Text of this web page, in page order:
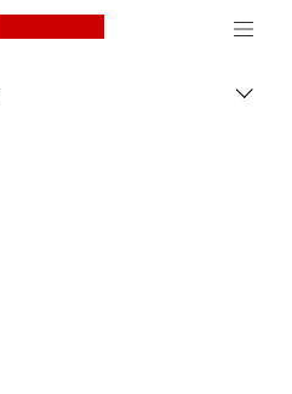
Canon Logo, back
Auf